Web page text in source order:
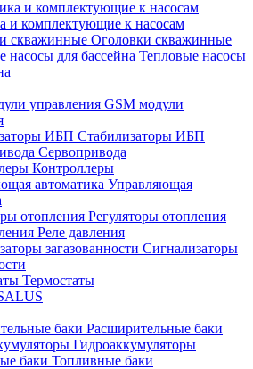
и комплектующие к насосам
Оголовки скважинные
Тепловые насосы
GSM модули
Стабилизаторы ИБП
Сервопривода
Контроллеры
Управляющая
Регуляторы отопления
Реле давления
Сигнализаторы
Термостаты
Расширительные баки
Гидроаккумуляторы
Топливные баки